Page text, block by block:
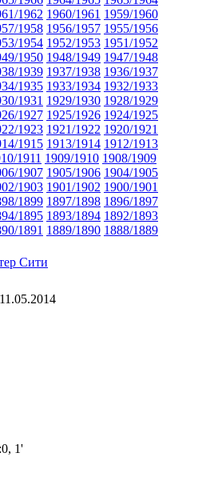
1962 1960/1961 1959/1960
1958 1956/1957 1955/1956
1954 1952/1953 1951/1952
1950 1948/1949 1947/1948
1939 1937/1938 1936/1937
1935 1933/1934 1932/1933
1931 1929/1930 1928/1929
1927 1925/1926 1924/1925
1923 1921/1922 1920/1921
1915 1913/1914 1912/1913
1911 1909/1910 1908/1909
1907 1905/1906 1904/1905
1903 1901/1902 1900/1901
1899 1897/1898 1896/1897
1895 1893/1894 1892/1893
1891 1889/1890 1888/1889
Сити
1'